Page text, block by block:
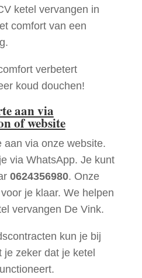
ketel vervangen in
comfort van een
verbetert
koud douchen!
aan via
of website
aan via onze website.
via WhatsApp. Je kunt
0624356980. Onze
je klaar. We helpen
vervangen De Vink.
kun je bij
je zeker dat je ketel